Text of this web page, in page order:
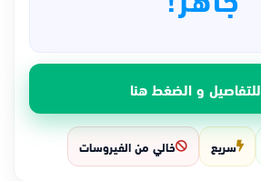
للتفاصيل و الضغط هنا
سريع خالي من الفيروسات